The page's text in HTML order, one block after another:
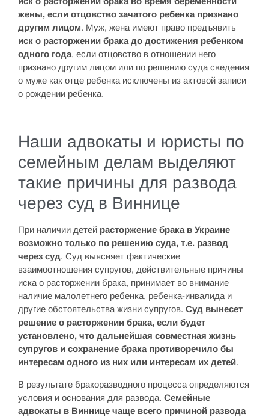
жены, если отцовство зачатого ребенка признано
другим лицом. Муж, жена имеют право предъявить
иск о расторжении брака до достижения ребенком
одного года, если отцовство в отношении него
признано другим лицом или по решению суда сведения
о муже как отце ребенка исключены из актовой записи
о рождении ребенка.
Наши адвокаты и юристы по
семейным делам выделяют
такие причины для развода
через суд в Виннице
При наличии детей расторжение брака в Украине
возможно только по решению суда, т.е. развод
через суд. Суд выясняет фактические
взаимоотношения супругов, действительные причины
иска о расторжении брака, принимает во внимание
наличие малолетнего ребенка, ребенка-инвалида и
другие обстоятельства жизни супругов. Суд вынесет
решение о расторжении брака, если будет
установлено, что дальнейшая совместная жизнь
супругов и сохранение брака противоречило бы
интересам одного из них или интересам их детей.
В результате бракоразводного процесса определяются
условия и основания для развода. Семейные
адвокаты в Виннице чаще всего причиной развода